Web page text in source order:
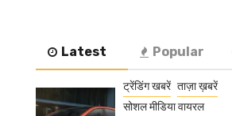
Latest Popular
ट्रेंडिंग खबरें ताज़ा ख़बरें
सोशल मीडिया वायरल